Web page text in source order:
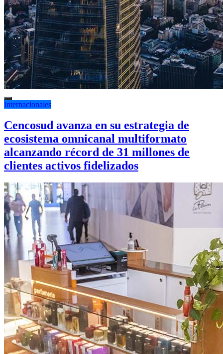
Internacionales
Cencosud avanza en su estrategia de
ecosistema omnicanal multiformato
alcanzando récord de 31 millones de
clientes activos fidelizados